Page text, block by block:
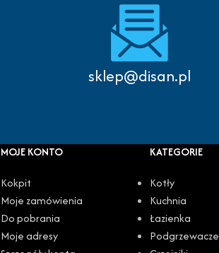
sklep@disan.pl
MOJE KONTO
Kokpit
Moje zamówienia
Do pobrania
Moje adresy
KATEGORIE
Kotły
Kuchnia
Łazienka
Podgrzewacze